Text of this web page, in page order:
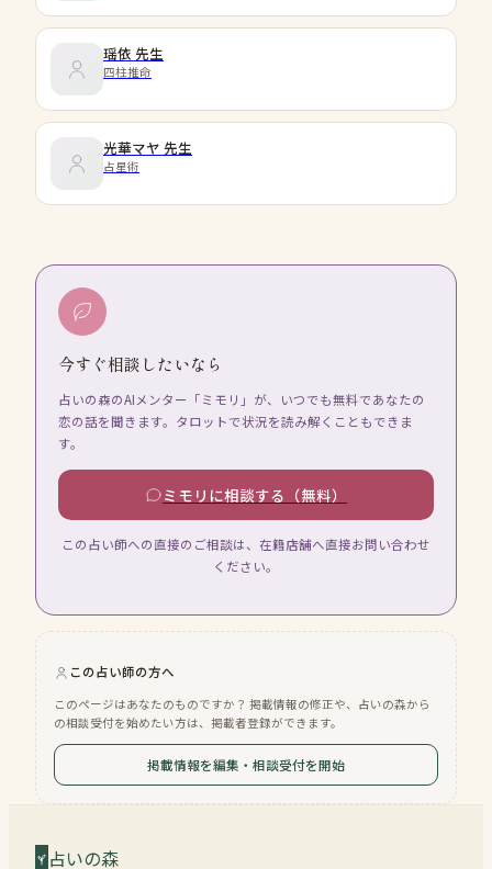
瑶依 先生
四柱推命
光華マヤ 先生
占星術
今すぐ相談したいなら
占いの森のAIメンター「ミモリ」が、いつでも無料であなたの
恋の話を聞きます。タロットで状況を読み解くこともできま
す。
ミモリに相談する（無料）
この占い師への直接のご相談は、在籍店舗へ直接お問い合わせ
ください。
この占い師の方へ
このページはあなたのものですか？ 掲載情報の修正や、占いの森から
の相談受付を始めたい方は、掲載者登録ができます。
掲載情報を編集・相談受付を開始
占いの森